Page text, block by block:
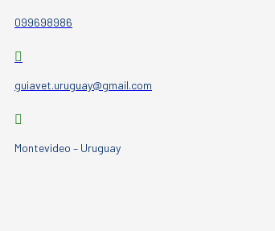
099698986
guiavet.uruguay@gmail.com
Montevideo – Uruguay